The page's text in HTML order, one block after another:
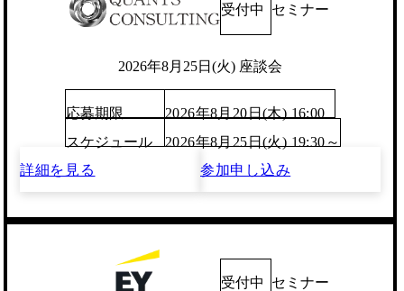
受付中 セミナー
2026年8月25日(火) 座談会
応募期限
2026年8月20日(木) 16:00
スケジュール
2026年8月25日(火) 19:30～
詳細を見る
参加申し込み
受付中 セミナー